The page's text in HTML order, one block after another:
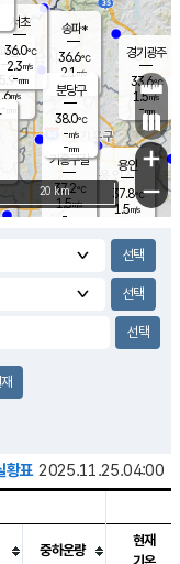
과천
℃
m/s
- mm
용인
37.8℃
1.5m/s
경기광주
33.6℃
1.5m/s
-mm
송파*
36.6℃
2.1 m/s
-mm
서초
36.0℃
2.3m/s
-mm
기흥구갈
37.2℃
1.5m/s
-
분당구
38.0℃
-m/s
-mm
+
−
20 km
황표 2025.11.25.04:00
중하운량
현재